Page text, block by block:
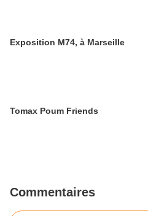
Exposition M74, à Marseille
Tomax Poum Friends
Commentaires